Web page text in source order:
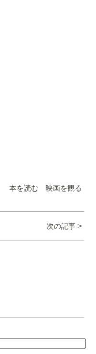
本を読む 映画を観る
次の記事 >